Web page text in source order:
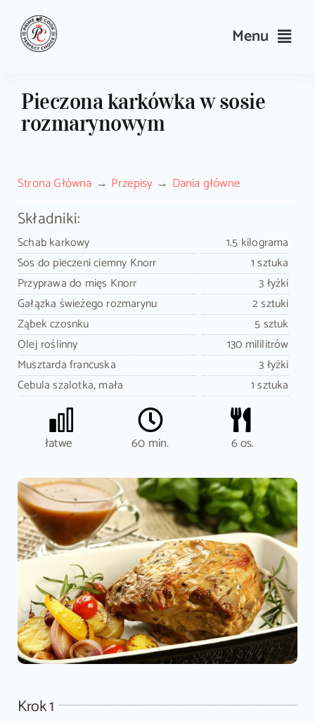
content
Menu
Przepisy
Kulinarne triki i porady
Wyposażenie
Search
Sklep PrimeCook
Pieczona karkówka w sosie
rozmarynowym
Strona Główna Przepisy Dania główne
Składniki:
Schab karkowy
1.5 kilograma
Sos do pieczeni ciemny Knorr
1 sztuka
Przyprawa do mięs Knorr
3 łyżki
Gałązka świeżego rozmarynu
2 sztuki
Ząbek czosnku
5 sztuk
Olej roślinny
130 mililitrów
Musztarda francuska
3 łyżki
Cebula szalotka, mała
1 sztuka
łatwe 60 min. 6 os.
Krok 1